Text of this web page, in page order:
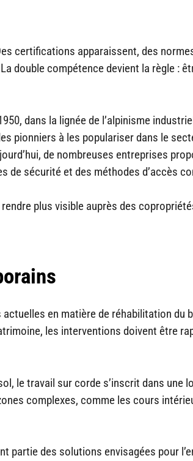
certifications apparaissent, des
double compétence devient la règle :
dans la lignée de l’alpinisme
pionniers à les populariser dans le
de nombreuses entreprises
sécurité et des méthodes d’accès
plus visible auprès des
en matière de réhabilitation du
les interventions doivent être
le travail sur corde s’inscrit dans une
complexes, comme les cours
partie des solutions envisagées pour